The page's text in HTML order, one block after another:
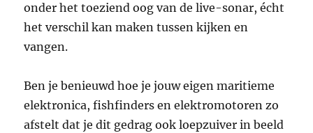
onder het toeziend oog van de live-sonar, écht
het verschil kan maken tussen kijken en
vangen.
Ben je benieuwd hoe je jouw eigen maritieme
elektronica, fishfinders en elektromotoren zo
afstelt dat je dit gedrag ook loepzuiver in beeld